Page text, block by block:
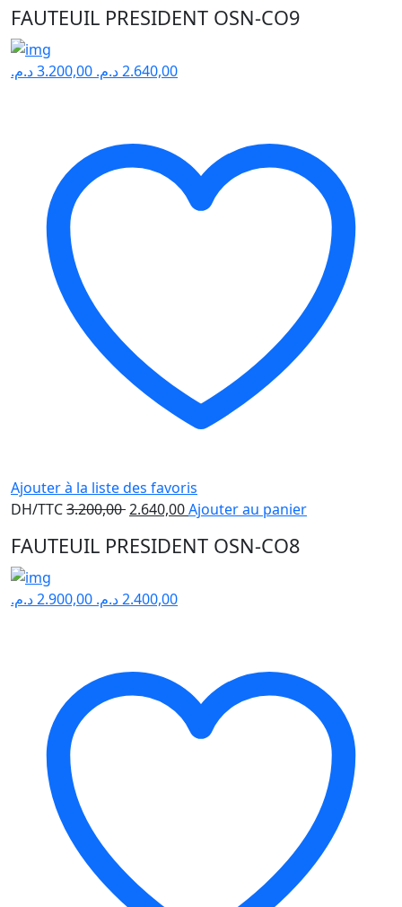
initial
2.500,00 .
actuel
FAUTEUIL PRESIDENT OSN-CO9
3.200,00د.م. 2.640,00د.م.
Ajouter à la liste des favoris
DH/TTC3.200,00 Le
initial
3.200,00 .
2.640,00Le
actuel
Ajouter au panier
FAUTEUIL PRESIDENT OSN-CO8
2.900,00د.م. 2.400,00د.م.